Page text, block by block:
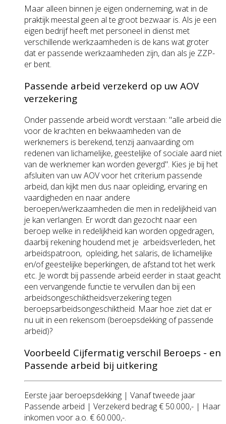
Maar alleen binnen je eigen onderneming, wat in de
praktijk meestal geen al te groot bezwaar is. Als je een
eigen bedrijf heeft met personeel in dienst met
verschillende werkzaamheden is de kans wat groter
dat er passende werkzaamheden zijn, dan als je ZZP-
er bent.
Passende arbeid verzekerd op uw AOV
verzekering
Onder passende arbeid wordt verstaan: "alle arbeid die
voor de krachten en bekwaamheden van de
werknemers is berekend, tenzij aanvaarding om
redenen van lichamelijke, geestelijke of sociale aard niet
van de werknemer kan worden gevergd". Kies je bij het
afsluiten van uw AOV voor het criterium passende
arbeid, dan kijkt men dus naar opleiding, ervaring en
vaardigheden en naar andere
beroepen/werkzaamheden die men in redelijkheid van
je kan verlangen. Er wordt dan gezocht naar een
beroep welke in redelijkheid kan worden opgedragen,
daarbij rekening houdend met je arbeidsverleden, het
arbeidspatroon, opleiding, het salaris, de lichamelijke
en/of geestelijke beperkingen, de afstand tot het werk
etc. Je wordt bij passende arbeid eerder in staat geacht
een vervangende functie te vervullen dan bij een
arbeidsongeschiktheidsverzekering tegen
beroepsarbeidsongeschiktheid. Maar hoe ziet dat er
nu uit in een rekensom (beroepsdekking of passende
arbeid)?
Voorbeeld Cijfermatig verschil Beroeps - en
Passende arbeid bij uitkering
Eerste jaar beroepsdekking | Vanaf tweede jaar
Passende arbeid | Verzekerd bedrag € 50.000,- | Haar
inkomen voor a.o. € 60.000,-.